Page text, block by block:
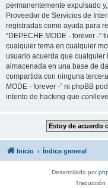
permanentemente expulsado
Proveedor de Servicios de
registradas como ayuda para
“DEPECHE MODE - forever -”
cualquier tema en cualquier
usuario acuerda que
almacenada en una base de
compartida con ninguna
MODE - forever -” ni phpBB
intento de hacking que
Inicio Índice general
Desarrollado por
Traducción